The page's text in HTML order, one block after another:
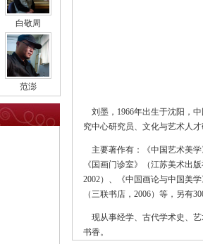
白敬周
范澎
刘墨，1966年出生于沈阳，
究中心研究员、文化与艺术人
主要著作有：《中国艺术美
《国画门诊室》（江苏美术出
2002）、《中国画论与中国美
（三联书店，2006）等，另有
现从事经学、古代学术史、艺
书香。